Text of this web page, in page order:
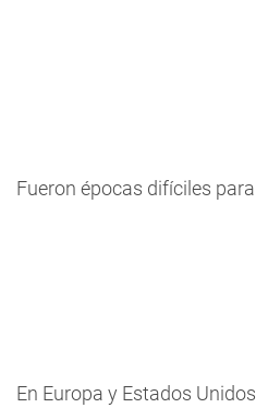
Fueron épocas difíciles
En Europa y Estados